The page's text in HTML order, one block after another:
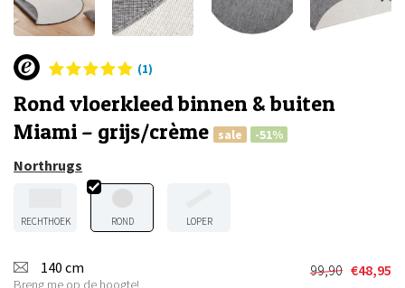
(1)
Rond vloerkleed binnen & buiten
Miami – grijs/crème
sale -51%
Northrugs
RECHTHOEK ROND LOPER
140 cm
Breng me op de hoogte!
99,90 €48,95
Huidige